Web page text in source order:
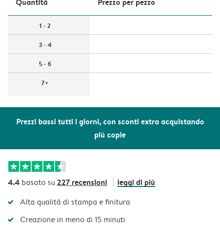
Prezzi bassi tutti i giorni, con sconti extra acquistando
più copie
1 - 2
3 - 4
5 - 6
7+
4.4 basato su227 recensioni leggi di più
Alta qualità di stampa e finitura
Creazione in meno di 15 minuti